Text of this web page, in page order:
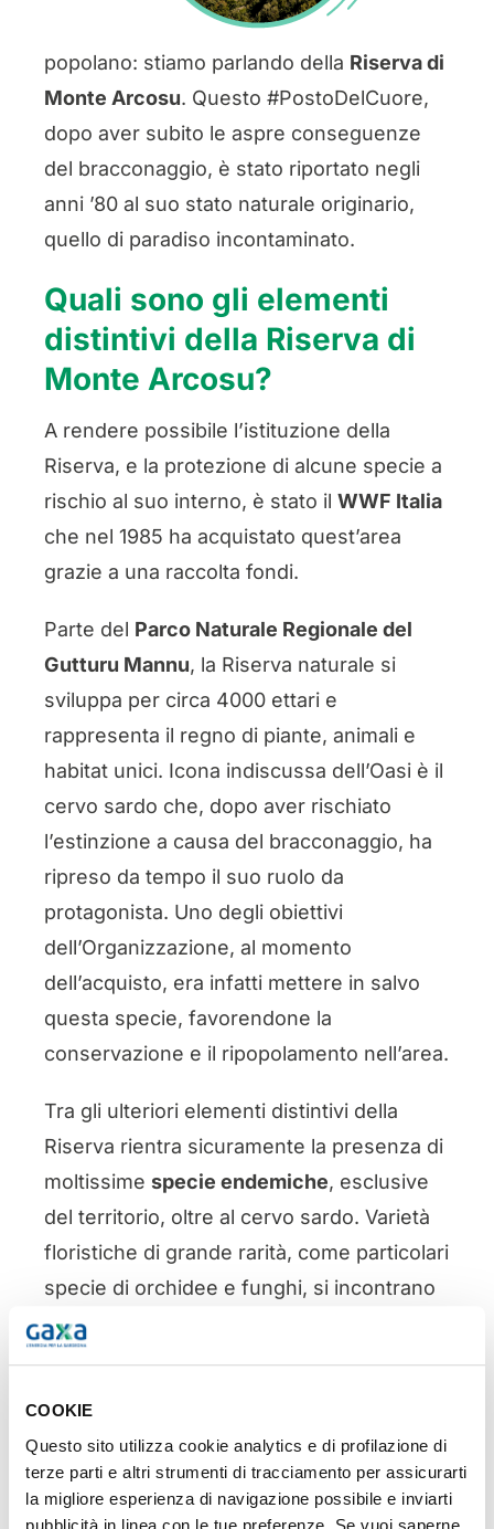
COOKIE
Questo sito utilizza cookie analytics e di profilazione di
terze parti e altri strumenti di tracciamento per assicurarti
la migliore esperienza di navigazione possibile e inviarti
pubblicità in linea con le tue preferenze. Se vuoi saperne
popolano: stiamo parlando della Riserva di
Monte Arcosu. Questo #PostoDelCuore,
dopo aver subito le aspre conseguenze
del bracconaggio, è stato riportato negli
anni ’80 al suo stato naturale originario,
quello di paradiso incontaminato.
Quali sono gli elementi
distintivi della Riserva di
Monte Arcosu?
A rendere possibile l’istituzione della
Riserva, e la protezione di alcune specie a
rischio al suo interno, è stato il WWF Italia
che nel 1985 ha acquistato quest’area
grazie a una raccolta fondi.
Parte del Parco Naturale Regionale del
Gutturu Mannu, la Riserva naturale si
sviluppa per circa 4000 ettari e
rappresenta il regno di piante, animali e
habitat unici. Icona indiscussa dell’Oasi è il
cervo sardo che, dopo aver rischiato
l’estinzione a causa del bracconaggio, ha
ripreso da tempo il suo ruolo da
protagonista. Uno degli obiettivi
dell’Organizzazione, al momento
dell’acquisto, era infatti mettere in salvo
questa specie, favorendone la
conservazione e il ripopolamento nell’area.
Tra gli ulteriori elementi distintivi della
Riserva rientra sicuramente la presenza di
moltissime specie endemiche, esclusive
del territorio, oltre al cervo sardo. Varietà
floristiche di grande rarità, come particolari
specie di orchidee e funghi, si incontrano
con mammiferi e uccelli di grande
genere.